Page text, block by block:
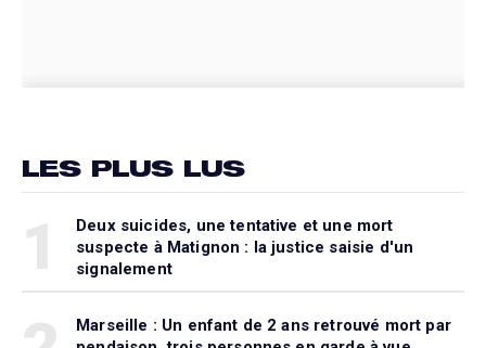
LES PLUS LUS
Deux suicides, une tentative et une mort
suspecte à Matignon : la justice saisie d'un
signalement
Marseille : Un enfant de 2 ans retrouvé mort par